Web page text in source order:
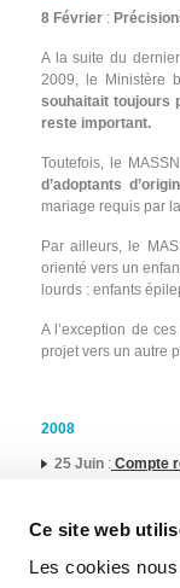
Ce site web
Les cookies
8 Février :
A la suite du
2009, le Ministère
souhaitait toujours
reste important.
Toutefois, le
d’adoptants
mariage requis par
Par ailleurs, le
orienté vers un
lourds : enfants
A l’exception de
projet vers un autre
2008
25 Juin : Compte
2007
15 Mai: